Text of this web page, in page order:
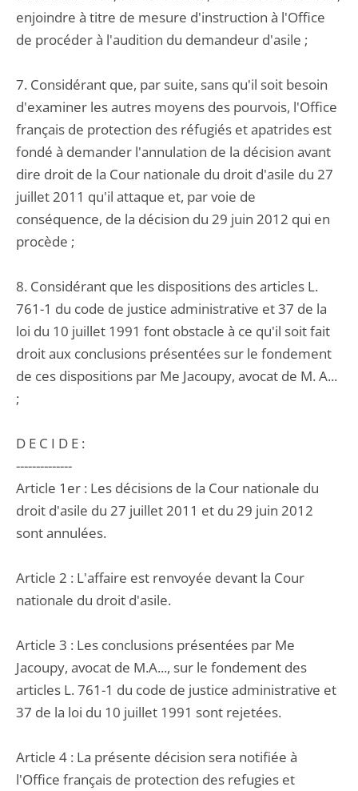
enjoindre à titre de mesure d'instruction à l'Office
de procéder à l'audition du demandeur d'asile ;
7. Considérant que, par suite, sans qu'il soit besoin
d'examiner les autres moyens des pourvois, l'Office
français de protection des réfugiés et apatrides est
fondé à demander l'annulation de la décision avant
dire droit de la Cour nationale du droit d'asile du 27
juillet 2011 qu'il attaque et, par voie de
conséquence, de la décision du 29 juin 2012 qui en
procède ;
8. Considérant que les dispositions des articles L.
761-1 du code de justice administrative et 37 de la
loi du 10 juillet 1991 font obstacle à ce qu'il soit fait
droit aux conclusions présentées sur le fondement
de ces dispositions par Me Jacoupy, avocat de M. A...
;
D E C I D E :
--------------
Article 1er : Les décisions de la Cour nationale du
droit d'asile du 27 juillet 2011 et du 29 juin 2012
sont annulées.
Article 2 : L'affaire est renvoyée devant la Cour
nationale du droit d'asile.
Article 3 : Les conclusions présentées par Me
Jacoupy, avocat de M.A..., sur le fondement des
articles L. 761-1 du code de justice administrative et
37 de la loi du 10 juillet 1991 sont rejetées.
Article 4 : La présente décision sera notifiée à
l'Office français de protection des refugies et